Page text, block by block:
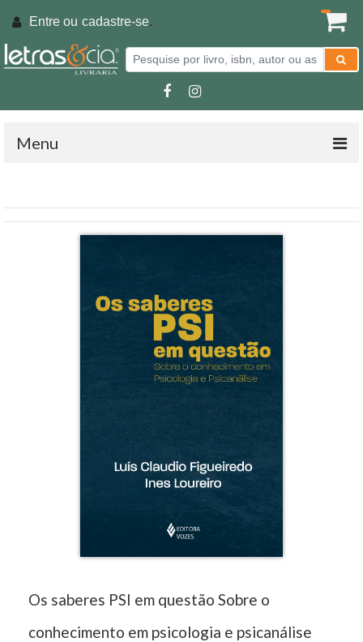
Entre ou cadastre-se.
Menu
Os saberes PSI em questão Sobre o
conhecimento em psicologia e psicanálise